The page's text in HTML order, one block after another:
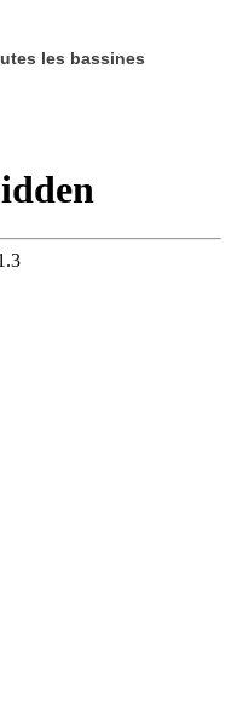
les bassines